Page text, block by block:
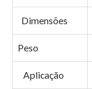
Dimensões
Peso
Aplicação